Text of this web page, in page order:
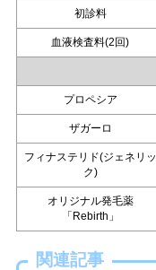
初診料
血液検査料(2回)
プロペシア
ザガーロ
フィナステリド(ジェネリッ
ク)
オリジナル発毛薬
「Rebirth」
関連記事